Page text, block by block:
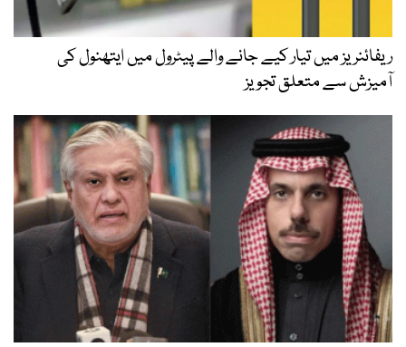
ریفائنریز میں تیار کیے جانے والے پیٹرول میں ایتھنول کی
آمیزش سے متعلق تجویز